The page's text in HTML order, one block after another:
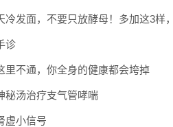
诊
里不通，你全身的健康都会垮掉
秘汤治疗支气管哮喘
虚小信号